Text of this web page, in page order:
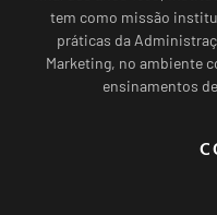
tem como missão
práticas da
Marketing, no ambiente
ensinamentos